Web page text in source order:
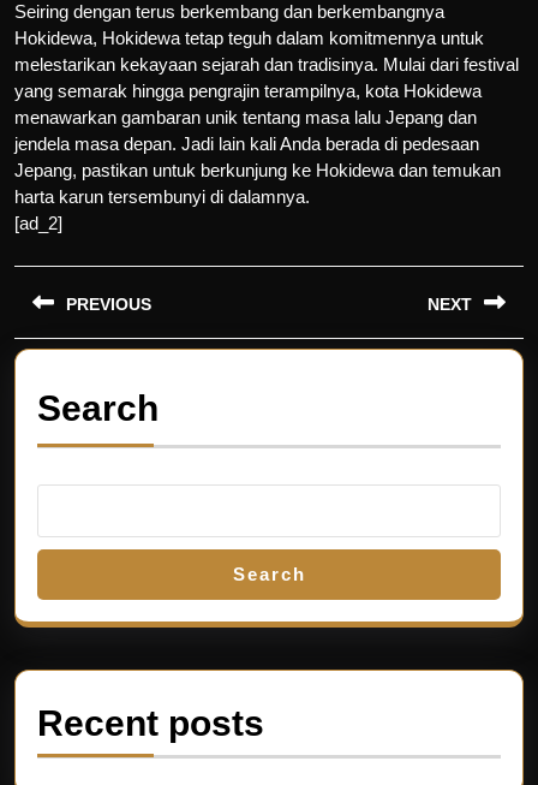
Seiring dengan terus berkembang dan berkembangnya
Hokidewa, Hokidewa tetap teguh dalam komitmennya untuk
melestarikan kekayaan sejarah dan tradisinya. Mulai dari festival
yang semarak hingga pengrajin terampilnya, kota Hokidewa
menawarkan gambaran unik tentang masa lalu Jepang dan
jendela masa depan. Jadi lain kali Anda berada di pedesaan
Jepang, pastikan untuk berkunjung ke Hokidewa dan temukan
harta karun tersembunyi di dalamnya.
[ad_2]
Post
navigation
PREVIOUS
Previous
post:
NEXT
Search
Search
Recent posts